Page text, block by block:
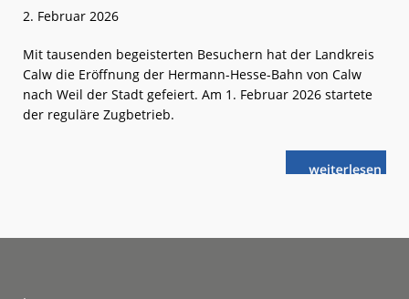
2. Februar 2026
Mit tausenden begeisterten Besuchern hat der Landkreis
Calw die Eröffnung der Hermann-Hesse-Bahn von Calw
nach Weil der Stadt gefeiert. Am 1. Februar 2026 startete
der reguläre Zugbetrieb.
weiterlese
nReaktivierung